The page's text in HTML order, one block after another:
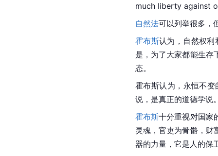
much liberty against
自然法可以列举很多，
霍布斯认为，自然权利
是，为了大家都能生存
态。
霍布斯认为，永恒不
说，是真正的道德学说
霍布斯十分重视对国家
灵魂，官吏为骨骼，财
器的力量，它是人的保